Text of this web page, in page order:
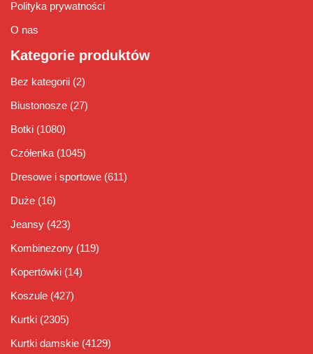
Polityka prywatności
O nas
Kategorie produktów
Bez kategorii (2)
Biustonosze (27)
Botki (1080)
Czółenka (1045)
Dresowe i sportowe (611)
Duże (16)
Jeansy (423)
Kombinezony (119)
Kopertówki (14)
Koszule (427)
Kurtki (2305)
Kurtki damskie (4129)